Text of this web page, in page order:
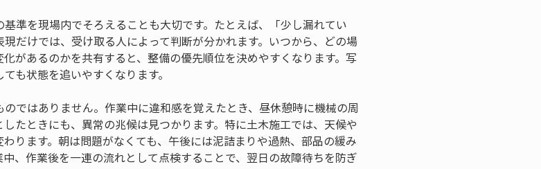
準を現場内でそろえることも大切です。たとえば、「少し漏れてい
だけでは、受け取る人によって判断が分かれます。いつから、どの場
があるのかを共有すると、整備の優先順位を決めやすくなります。写
も状態を追いやすくなります。
ではありません。作業中に違和感を覚えたとき、昼休憩時に機械の周
たときにも、異常の兆候は見つかります。特に土木施工では、天候や
ります。朝は問題がなくても、午後には泥詰まりや過熱、部品の緩み
、作業後を一連の流れとして点検することで、翌日の故障待ちを防ぎ